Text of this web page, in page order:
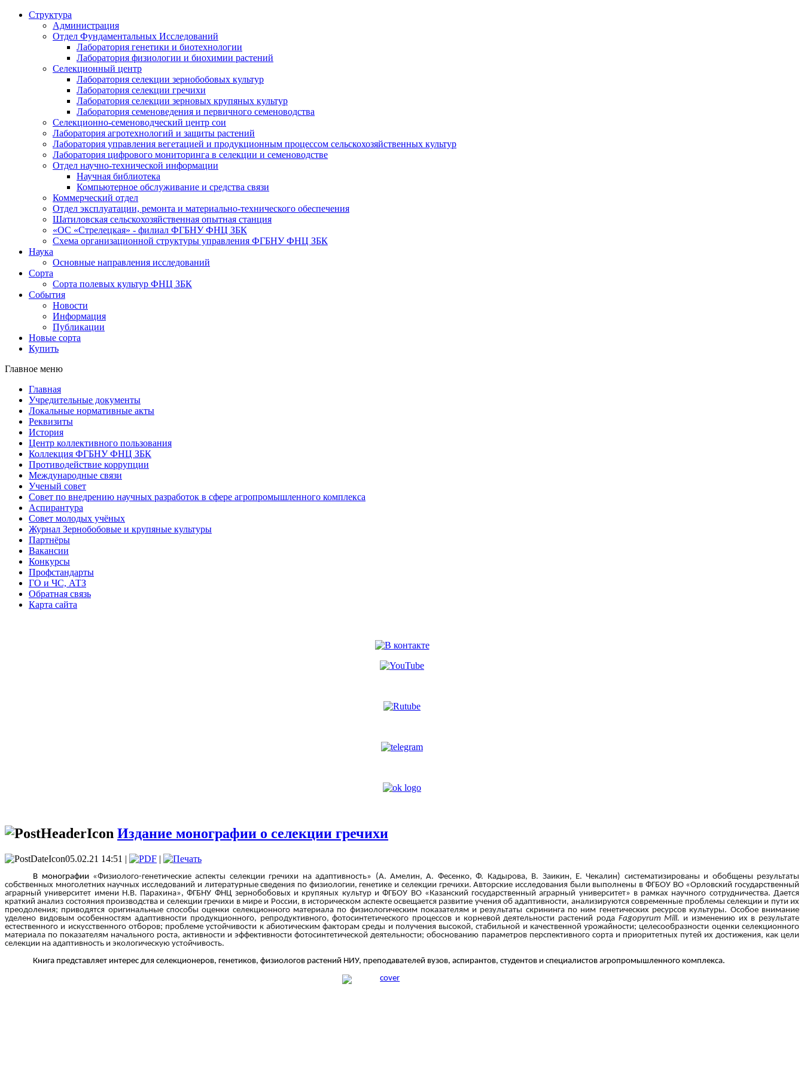
Структура
Администрация
Отдел Фундаментальных Исследований
Лаборатория генетики и биотехнологии
Лаборатория физиологии и биохимии растений
Селекционный центр
Лаборатория селекции зернобобовых культур
Лаборатория селекции гречихи
Лаборатория селекции зерновых крупяных культур
Лаборатория семеноведения и первичного семеноводства
Селекционно-семеноводческий центр сои
Лаборатория агротехнологий и защиты растений
Лаборатория управления вегетацией и продукционным процессом сельскохозяйственных культур
Лаборатория цифрового мониторинга в селекции и семеноводстве
Отдел научно-технической информации
Научная библиотека
Компьютерное обслуживание и средства связи
Коммерческий отдел
Отдел эксплуатации, ремонта и материально-технического обеспечения
Шатиловская сельскохозяйственная опытная станция
«ОС «Стрелецкая» - филиал ФГБНУ ФНЦ ЗБК
Схема организационной структуры управления ФГБНУ ФНЦ ЗБК
Наука
Основные направления исследований
Сорта
Сорта полевых культур ФНЦ ЗБК
События
Новости
Информация
Публикации
Новые сорта
Купить
Главное меню
Главная
Учредительные документы
Локальные нормативные акты
Реквизиты
История
Центр коллективного пользования
Коллекция ФГБНУ ФНЦ ЗБК
Противодействие коррупции
Международные связи
Ученый совет
Совет по внедрению научных разработок в сфере агропромышленного комплекса
Аспирантура
Совет молодых учёных
Журнал Зернобобовые и крупяные культуры
Партнёры
Вакансии
Конкурсы
Профстандарты
ГО и ЧС, АТЗ
Обратная связь
Карта сайта
Издание монографии о селекции гречихи
05.02.21 14:51 | |
В монографии «Физиолого-генетические аспекты селекции гречихи на адаптивность» (А. Амелин, А. Фесенко, Ф. Кадырова, В. Заикин, Е. Чекалин) систематизированы и обобщены результаты
собственных многолетних научных исследований и литературные сведения по физиологии, генетике и селекции гречихи. Авторские исследования были выполнены в ФГБОУ ВО «Орловский государственный
аграрный университет имени Н.В. Парахина», ФГБНУ ФНЦ зернобобовых и крупяных культур и ФГБОУ ВО «Казанский государственный аграрный университет» в рамках научного сотрудничества. Дается
краткий анализ состояния производства и селекции гречихи в мире и России, в историческом аспекте освещается развитие учения об адаптивности, анализируются современные проблемы селекции и пути их
преодоления; приводятся оригинальные способы оценки селекционного материала по физиологическим показателям и результаты скрининга по ним генетических ресурсов культуры. Особое внимание
уделено видовым особенностям адаптивности продукционного, репродуктивного, фотосинтетического процессов и корневой деятельности растений рода Fagopyrum Mill. и изменению их в результате
естественного и искусственного отборов; проблеме устойчивости к абиотическим факторам среды и получения высокой, стабильной и качественной урожайности; целесообразности оценки селекционного
материала по показателям начального роста, активности и эффективности фотосинтетической деятельности; обоснованию параметров перспективного сорта и приоритетных путей их достижения, как цели
селекции на адаптивность и экологическую устойчивость.
Книга представляет интерес для селекционеров, генетиков, физиологов растений НИУ, преподавателей вузов, аспирантов, студентов и специалистов агропромышленного комплекса.